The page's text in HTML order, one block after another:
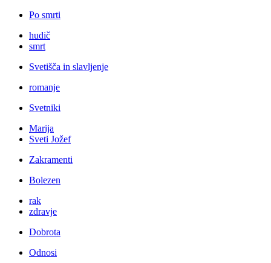
Po smrti
hudič
smrt
Svetišča in slavljenje
romanje
Svetniki
Marija
Sveti Jožef
Zakramenti
Bolezen
rak
zdravje
Dobrota
Odnosi